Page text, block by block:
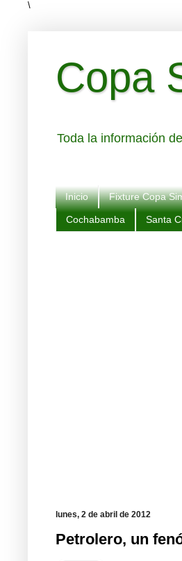
\
Copa
Toda la información
Inicio Fixture Copa
Cochabamba Santa
lunes, 2 de abril de 2012
Petrolero, un